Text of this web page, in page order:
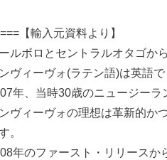
【輸入元資料より】
ルボロとセントラルオタゴか
ヴィーヴォ(ラテン語)は英語
年、当時30歳のニュージーラ
ヴィーヴォの理想は革新的か
。
年のファースト・リリースか